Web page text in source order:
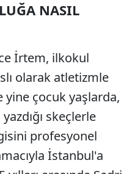
NASIL
İrtem, ilkokul
olarak atletizmle
çocuk yaşlarda,
skeçlerle
profesyonel
İstanbul'a